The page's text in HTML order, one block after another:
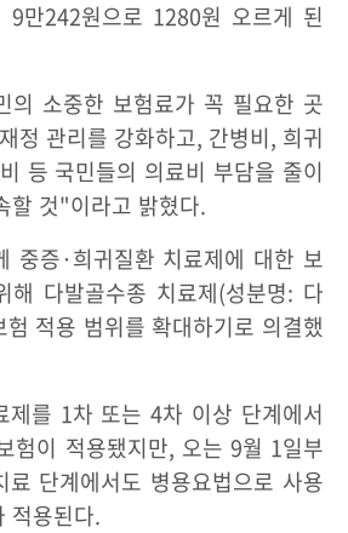
9만242원으로 1280원 오르게 된
의 소중한 보험료가 꼭 필요한 곳
정 관리를 강화하고, 간병비, 희귀
등 국민들의 의료비 부담을 줄이
할 것"이라고 밝혔다.
중증·희귀질환 치료제에 대한 보
해 다발골수종 치료제(성분명: 다
적용 범위를 확대하기로 의결했
제를 1차 또는 4차 이상 단계에서
험이 적용됐지만, 오는 9월 1일부
단계에서도 병용요법으로 사용
적용된다.